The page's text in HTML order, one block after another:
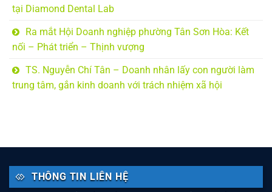
tại Diamond Dental Lab
Ra mắt Hội Doanh nghiệp phường Tân Sơn Hòa: Kết
nối – Phát triển – Thịnh vượng
TS. Nguyễn Chí Tân – Doanh nhân lấy con người làm
trung tâm, gắn kinh doanh với trách nhiệm xã hội
THÔNG TIN LIÊN HỆ